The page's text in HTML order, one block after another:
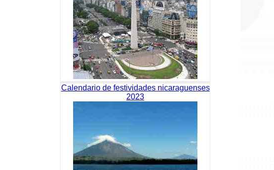
Calendario de festividades nicaraguenses
2023